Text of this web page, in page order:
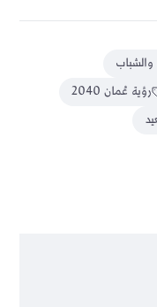
والشباب
رؤية عُمان 2040